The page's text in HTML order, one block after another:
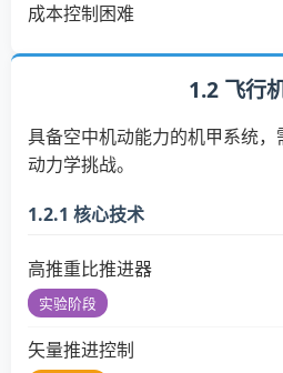
成本控制困难
1.2 飞行
具备空中机动能力的机甲系统
动力学挑战。
1.2.1 核心技术
高推重比推进器
实验阶段
矢量推进控制